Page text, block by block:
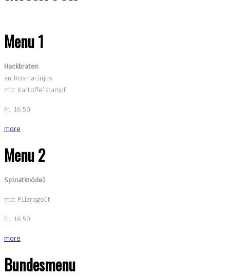
Menu 1
Hackbraten
an Rosmarinjus
mit Kartoffelstampf
Fr. 16.50
more
Menu 2
Spinatknödel
mit Pilzragoût
Fr. 16.50
more
Bundesmenu